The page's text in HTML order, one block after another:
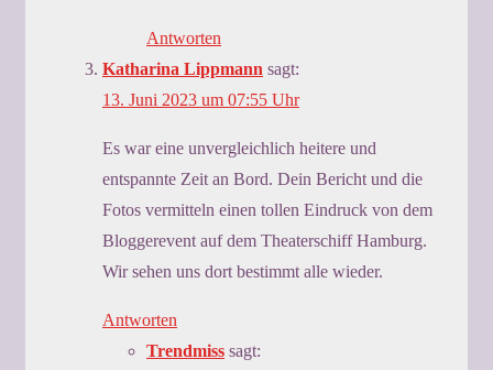
Antworten
Katharina Lippmann sagt:
13. Juni 2023 um 07:55 Uhr
Es war eine unvergleichlich heitere und
entspannte Zeit an Bord. Dein Bericht und die
Fotos vermitteln einen tollen Eindruck von dem
Bloggerevent auf dem Theaterschiff Hamburg.
Wir sehen uns dort bestimmt alle wieder.
Antworten
Trendmiss sagt: